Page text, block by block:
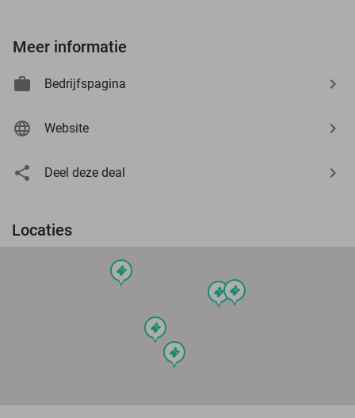
Meer informatie
Bedrijfspagina
Website
Deel deze deal
Locaties
events events
events
events
events